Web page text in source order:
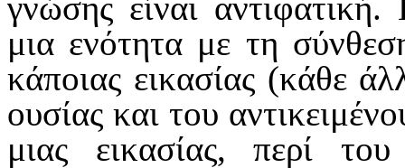
μια ενότητα με τη
κάποιας εικασίας (κάθε
ουσίας και του
μιας εικασίας, περί